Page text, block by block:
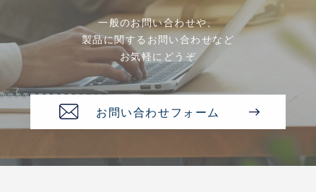
一般のお問い合わせや、
製品に関するお問い合わせなど
お気軽にどうぞ
お問い合わせフォーム